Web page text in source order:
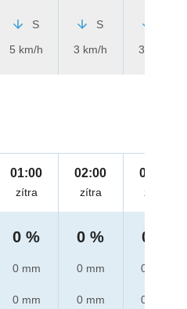
S
5 km/h
S
3 km/h
3 km/h
01:00
zítra
0 %
0 mm
0 mm
02:00
zítra
0 %
0 mm
0 mm
03:00
zítra
0 %
0 mm
0 mm